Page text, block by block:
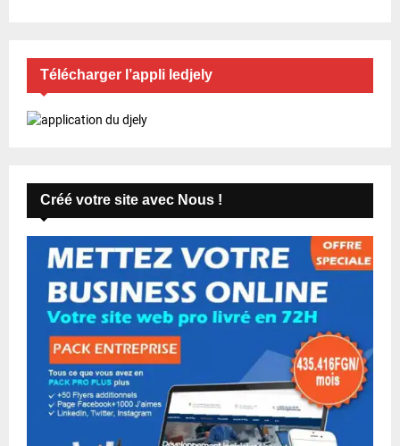
Télécharger l’appli ledjely
Créé votre site avec Nous !